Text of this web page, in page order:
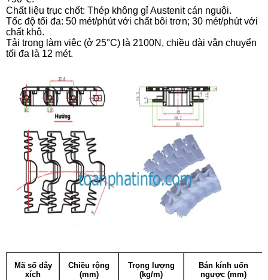
Chất liệu trục chốt: Thép không gỉ Austenit cán nguội.
Tốc độ tối đa: 50 mét/phút với chất bôi trơn; 30 mét/phút với
chất khô.
Tải trọng làm việc (ở 25°C) là 2100N, chiều dài vận chuyển
tối đa là 12 mét.
Mã số dây
xích
Chiều rộng
(mm)
Trọng lượng
(kg/m)
Bán kính uốn
ngược (mm)